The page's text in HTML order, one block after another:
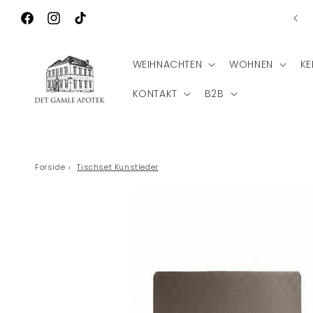
Direkt zum
InhaltFacebookInstagram
TikTok
Wilkommen zu Det Gamle Apotek
WEIHNACHTEN WOHNEN
KONTAKT B2B
Forside › Tischset Kunstleder